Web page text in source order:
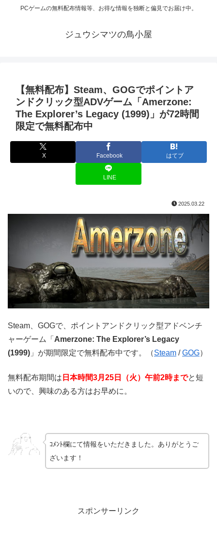
PCゲームの無料配布情報等、お得な情報を独断と偏見でお届け中。
ジュウシマツの鳥小屋
【無料配布】Steam、GOGでポイントア
ンドクリック型ADVゲーム「Amerzone:
The Explorer’s Legacy (1999)」が72時間
限定で無料配布中
X Facebook はてブ
LINE
2025.03.22
Steam、GOGで、ポイントアンドクリック型アドベンチ
ャーゲーム「 Amerzone: The Explorer’s Legacy
(1999) 」が期間限定で無料配布中です。（Steam /GOG）
無料配布期間は 日本時間3月25日（火）午前2時までと短
いので、興味のある方はお早めに。
ｺﾒﾝﾄ欄にて情報をいただきました。ありがとうご
ざいます！
スポンサーリンク